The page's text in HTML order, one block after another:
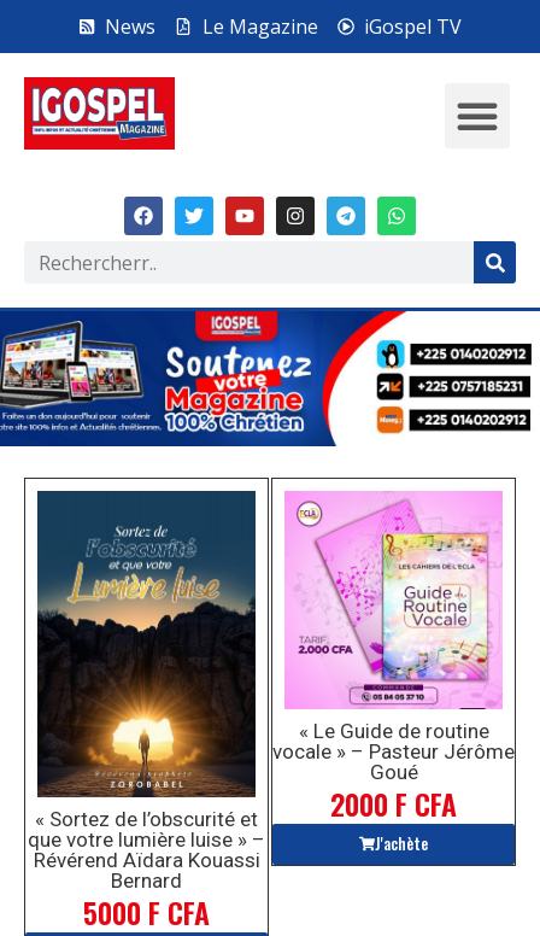
News Le Magazine iGospel TV
« Sortez de l’obscurité et
que votre lumière luise » –
Révérend Aïdara Kouassi
Bernard
5000 F CFA
« Le Guide de routine
vocale » – Pasteur Jérôme
Goué
2000 F CFA
J'achète